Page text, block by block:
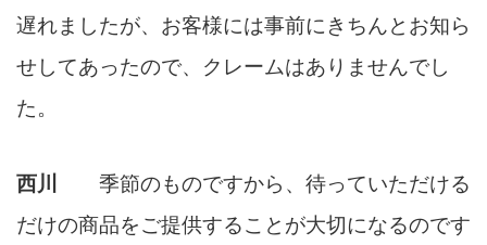
遅れましたが、お客様には事前にきちんとお知ら
せしてあったので、クレームはありませんでし
た。
西川 季節のものですから、待っていただける
だけの商品をご提供することが大切になるのです